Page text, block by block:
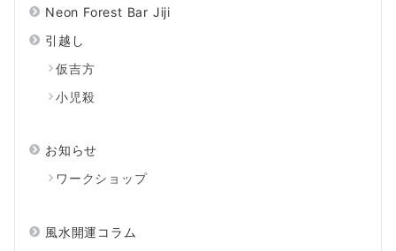
Neon Forest Bar Jiji
引越し
仮吉方
小児殺
お知らせ
ワークショップ
風水開運コラム